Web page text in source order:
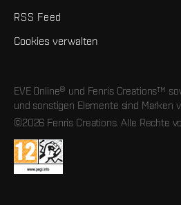
RSS Feed
Cookies verwalten
EVE Online® und Fenris Creations™
und sonstigen Elemente sind Marken
©2026 Fenris Creations. Alle Rechte